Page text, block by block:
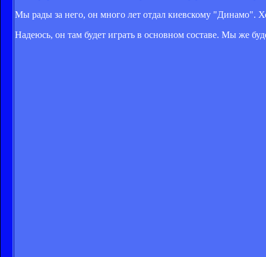
Мы рады за него, он много лет отдал киевскому "Динамо".
Надеюсь, он там будет играть в основном составе. Мы же